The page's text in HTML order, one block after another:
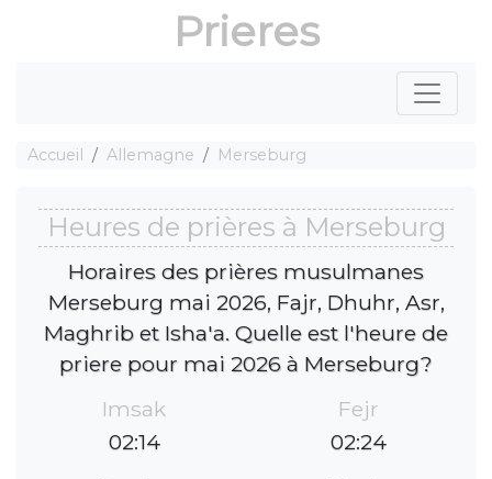
Prieres
Accueil Allemagne Merseburg
Heures de prières à Merseburg
Horaires des prières musulmanes
Merseburg mai 2026, Fajr, Dhuhr, Asr,
Maghrib et Isha'a. Quelle est l'heure de
priere pour mai 2026 à Merseburg?
Imsak
02:14
Fejr
02:24